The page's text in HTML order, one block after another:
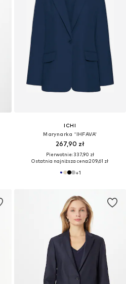
ICHI
Marynarka 'IHFAVA'
267,90 zł
Pierwotnie: 337,90 zł
Ostatnia najniższa cena:209,61 zł
+1